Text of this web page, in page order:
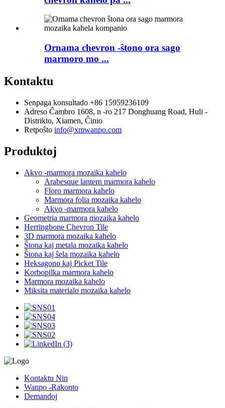
Ornama chevron -ŝtono ora sago
marmoro mo ...
Kontaktu
Senpaga konsultado +86 15959236109
Adreso Ĉambro 1608, n -ro 217 Donghuang Road, Huli -
Distrikto, Xiamen, Ĉinio
Retpoŝto info@xmwanpo.com
Produktoj
Akvo -marmora mozaika kahelo
Arabesque lantern marmora kahelo
Floro marmora kahelo
Marmora folia mozaika kahelo
Akvo -marmora kahelo
Geometria marmora mozaika kahelo
Herringbone Chevron Tile
3D marmora mozaika kahelo
Ŝtona kaj metala mozaika kahelo
Ŝtona kaj ŝela mozaika kahelo
Heksagono kaj Picket Tile
Korbopilka marmora kahelo
Marmora mozaika kahelo
Miksita materialo mozaika kahelo
Kontaktu Nin
Wanpo -Rakonto
Demandoj